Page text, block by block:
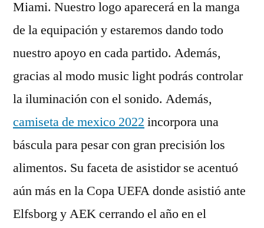
Miami. Nuestro logo aparecerá en la manga
de la equipación y estaremos dando todo
nuestro apoyo en cada partido. Además,
gracias al modo music light podrás controlar
la iluminación con el sonido. Además,
camiseta de mexico 2022 incorpora una
báscula para pesar con gran precisión los
alimentos. Su faceta de asistidor se acentuó
aún más en la Copa UEFA donde asistió ante
Elfsborg y AEK cerrando el año en el